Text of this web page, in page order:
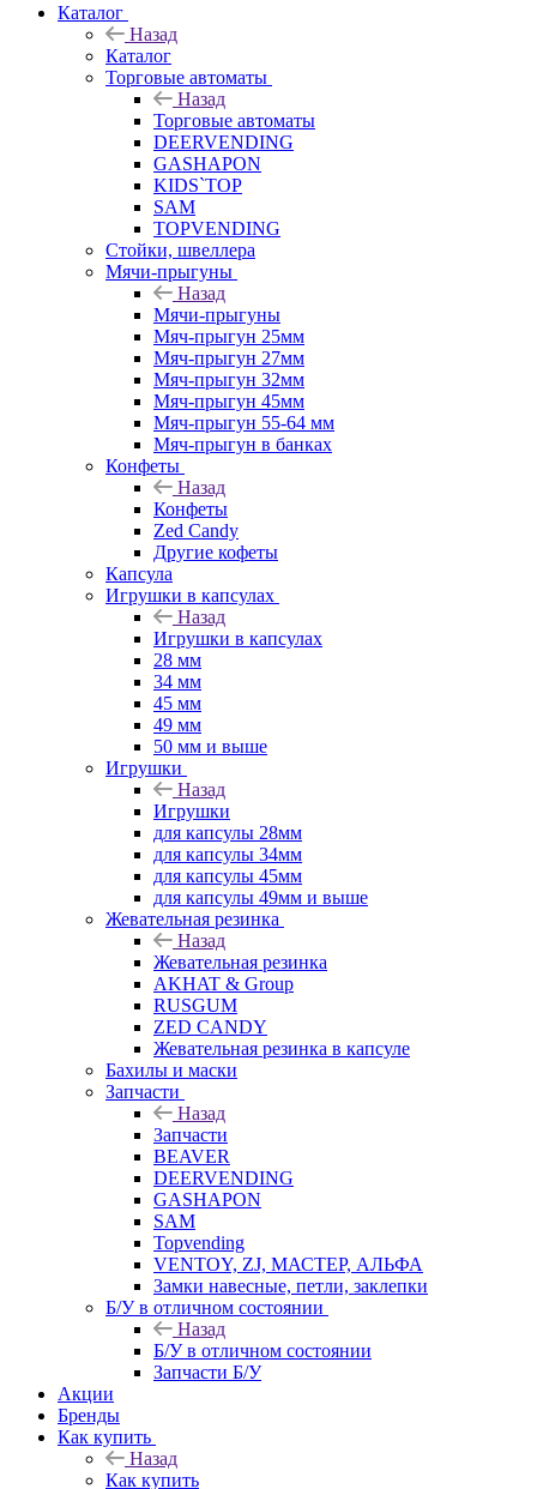
Каталог
Назад
Каталог
Торговые автоматы
Назад
Торговые автоматы
DEERVENDING
GASHAPON
KIDS`TOP
SAM
TOPVENDING
Стойки, швеллера
Мячи-прыгуны
Назад
Мячи-прыгуны
Мяч-прыгун 25мм
Мяч-прыгун 27мм
Мяч-прыгун 32мм
Мяч-прыгун 45мм
Мяч-прыгун 55-64 мм
Мяч-прыгун в банках
Конфеты
Назад
Конфеты
Zed Candy
Другие кофеты
Капсула
Игрушки в капсулах
Назад
Игрушки в капсулах
28 мм
34 мм
45 мм
49 мм
50 мм и выше
Игрушки
Назад
Игрушки
для капсулы 28мм
для капсулы 34мм
для капсулы 45мм
для капсулы 49мм и выше
Жевательная резинка
Назад
Жевательная резинка
AKHAT & Group
RUSGUM
ZED CANDY
Жевательная резинка в капсуле
Бахилы и маски
Запчасти
Назад
Запчасти
BEAVER
DEERVENDING
GASHAPON
SAM
Topvending
VENTOY, ZJ, МАСТЕР, АЛЬФА
Замки навесные, петли, заклепки
Б/У в отличном состоянии
Назад
Б/У в отличном состоянии
Запчасти Б/У
Акции
Бренды
Как купить
Назад
Как купить